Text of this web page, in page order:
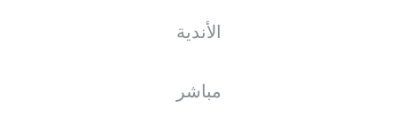
الأندية
مباشر